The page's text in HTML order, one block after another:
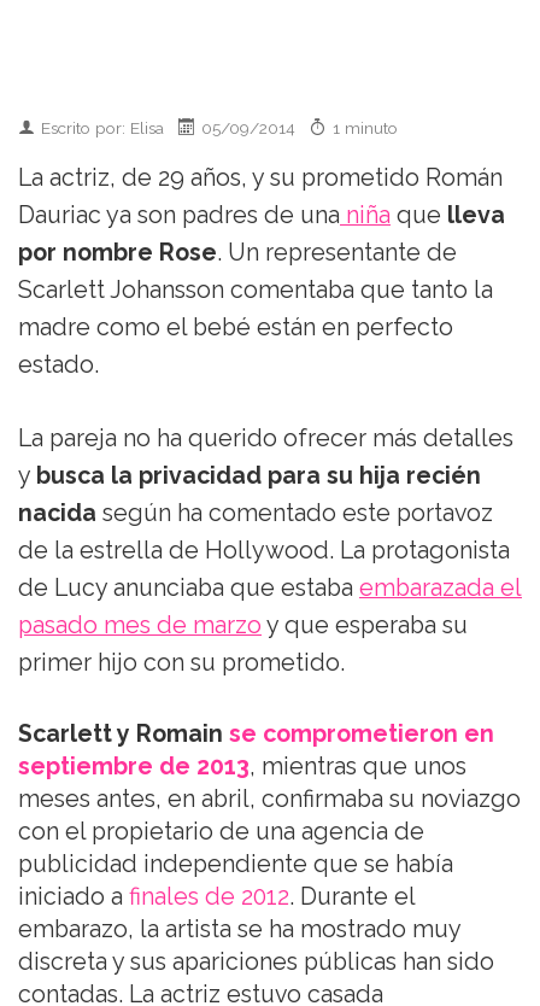
Escrito por: Elisa 05/09/2014 1 minuto
La actriz, de 29 años, y su prometido Román
Dauriac ya son padres de una niña que lleva
por nombre Rose. Un representante de
Scarlett Johansson comentaba que tanto la
madre como el bebé están en perfecto
estado.
La pareja no ha querido ofrecer más detalles
y busca la privacidad para su hija recién
nacida según ha comentado este portavoz
de la estrella de Hollywood. La protagonista
de Lucy anunciaba que estaba embarazada el
pasado mes de marzo y que esperaba su
primer hijo con su prometido.
Scarlett y Romain se comprometieron en
septiembre de 2013, mientras que unos
meses antes, en abril, confirmaba su noviazgo
con el propietario de una agencia de
publicidad independiente que se había
iniciado a finales de 2012. Durante el
embarazo, la artista se ha mostrado muy
discreta y sus apariciones públicas han sido
contadas. La actriz estuvo casada